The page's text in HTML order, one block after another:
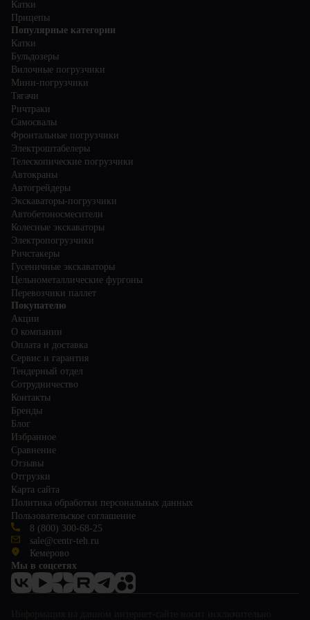
Катки
Прицепы
Популярные категории
Катки
Бульдозеры
Вилочные погрузчики
Мини-погрузчики
Тягачи
Ричтраки
Самосвалы
Фронтальные погрузчики
Электроштабелеры
Телескопические погрузчики
Автокраны
Автогрейдеры
Экскаваторы-погрузчики
Автобетоносмесители
Колесные экскаваторы
Электропогрузчики
Ричстакеры
Гусеничные экскаваторы
Цельнометаллические фургоны
Перевозчики паллет
Покупателю
Акции
О компании
Оплата и доставка
Сервис и гарантия
Тендерный отдел
Сотрудничество
Контакты
Бренды
Блог
Избранное
Сравнение
Отзывы
Отгрузки
Карта сайта
Политика обработки персональных данных
Пользовательское соглашение
8 (800) 300-68-25
sale@centr-teh.ru
Кемерово
Мы в соцсетях